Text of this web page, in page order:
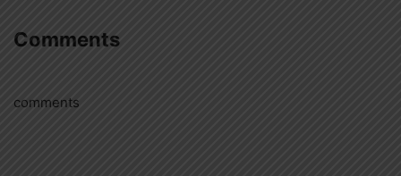
Comments
comments